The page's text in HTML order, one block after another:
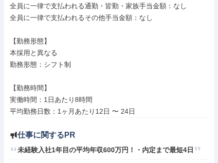
全員に一律で支払われる通勤・皆勤・家族手当金額：なし
全員に一律で支払われるその他手当金額：なし
【勤務形態】
本採用と異なる
勤務形態：シフト制
【勤務時間】
実働時間：1日あたり8時間
仕事に関するPR
未経験入社1年目の平均年収600万円！・内定まで最短4日